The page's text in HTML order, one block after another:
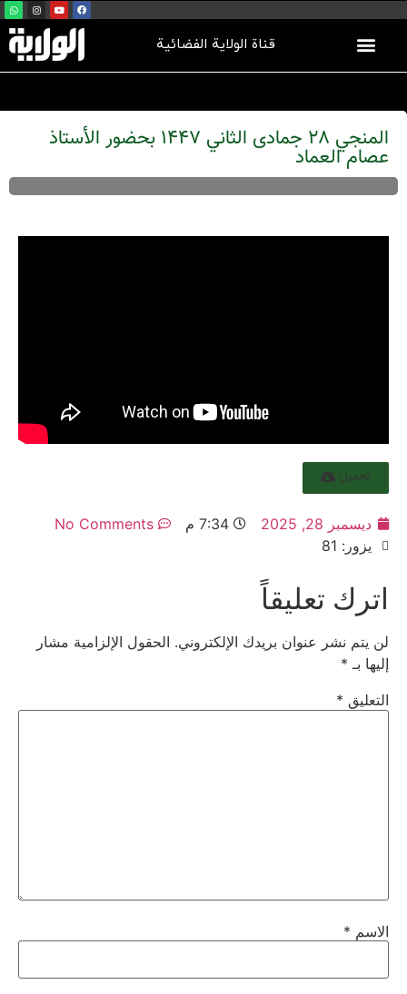
قناة الولاية الفضائية
المنجي 28 جمادى الثاني 1447 بحضور الأستاذ
عصام العماد
تحميل
ديسمبر 28, 2025 7:34 م
No Comments
يزور: 81
اترك تعليقاً
لن يتم نشر عنوان بريدك الإلكتروني. الحقول الإلزامية مشار
إليها بـ *
التعليق *
الاسم *